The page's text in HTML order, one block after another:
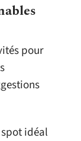
pour
idéal